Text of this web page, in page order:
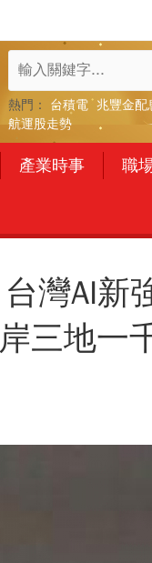
熱門： 台積電 兆豐金配
航運股走勢
產業時事 職
台灣AI新
岸三地一